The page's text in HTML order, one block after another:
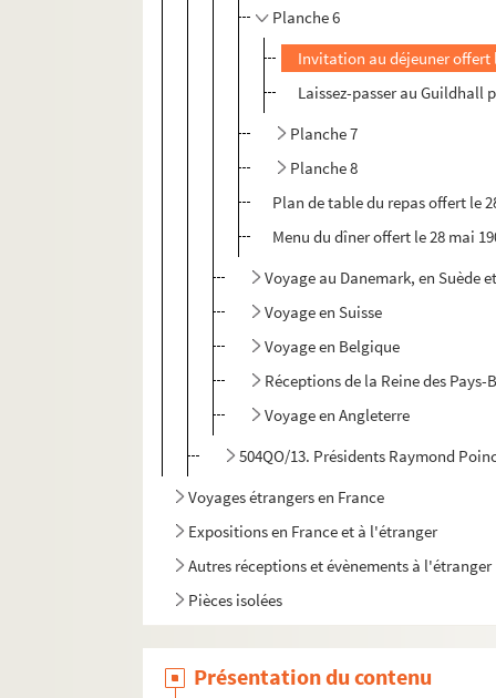
Planche 6
Invitation au déjeuner offert
Laissez-passer au Guildhall
Planche 7
Planche 8
Plan de table du repas offert le
Menu du dîner offert le 28 mai
Voyage au Danemark, en Suède
Voyage en Suisse
Voyage en Belgique
Réceptions de la Reine des
Voyage en Angleterre
504QO/13. Présidents Raymond
Voyages étrangers en France
Expositions en France et à l'étranger
Autres réceptions et évènements à l'étranger
Pièces isolées
Présentation du contenu